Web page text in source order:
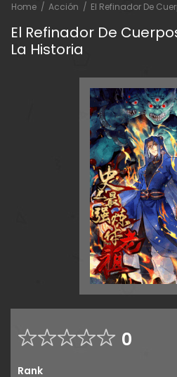
Home Acción El Refinador De
El Refinador De
La Historia
0
Rank